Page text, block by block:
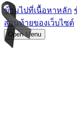
ข้ามไปที่เนื้อหาหลัก
ส่วนท้ายของเว็บไซต์
Open Menu